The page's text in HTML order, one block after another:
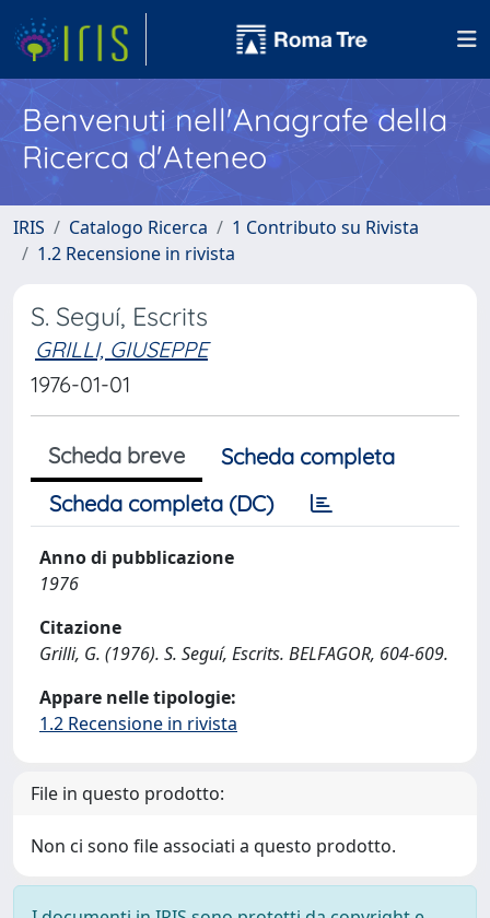
Benvenuti nell'Anagrafe della
Ricerca d'Ateneo
IRIS Catalogo Ricerca
1 Contributo su Rivista
1.2 Recensione in rivista
S. Seguí, Escrits
GRILLI, GIUSEPPE
1976-01-01
Scheda breve
Scheda completa
Scheda completa (DC)
Anno di pubblicazione
1976
Citazione
Grilli, G. (1976). S. Seguí, Escrits. BELFAGOR, 604-609.
Appare nelle tipologie:
1.2 Recensione in rivista
File in questo prodotto:
Non ci sono file associati a questo prodotto.